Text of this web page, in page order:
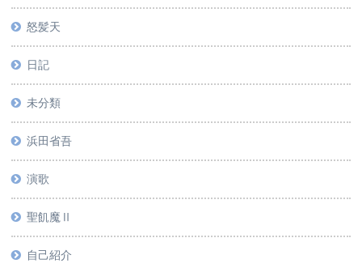
怒髪天
日記
未分類
浜田省吾
演歌
聖飢魔Ⅱ
自己紹介